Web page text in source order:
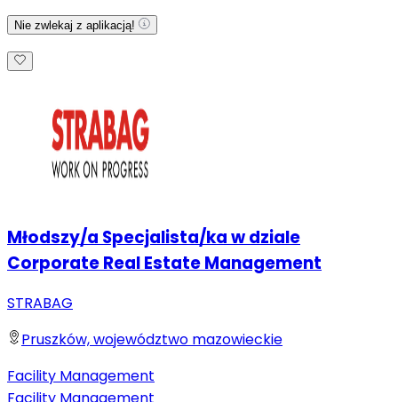
Nie zwlekaj z aplikacją!
Młodszy/a Specjalista/ka w dziale
Corporate Real Estate Management
STRABAG
Pruszków, województwo mazowieckie
Facility Management